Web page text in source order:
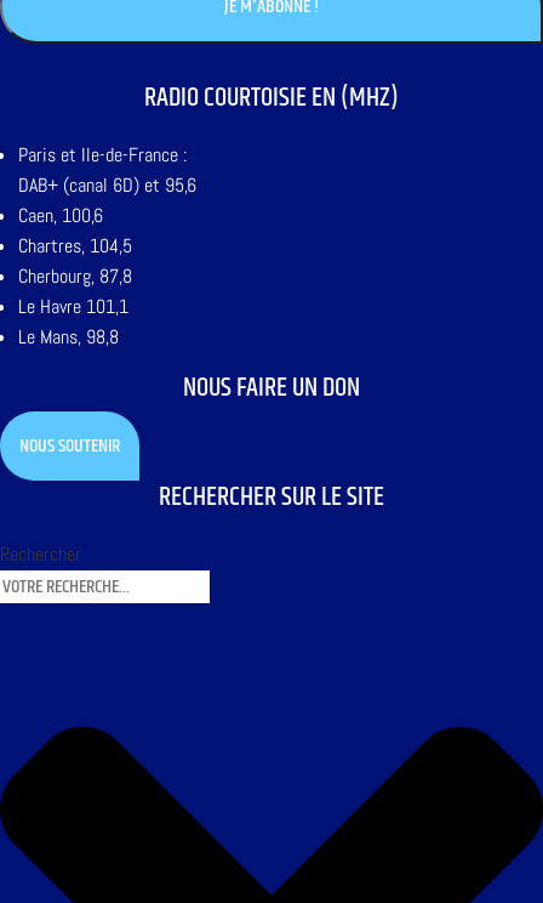
RADIO COURTOISIE EN (MHZ)
Paris et Ile-de-France :
DAB+ (canal 6D) et 95,6
Caen, 100,6
Chartres, 104,5
Cherbourg, 87,8
Le Havre 101,1
Le Mans, 98,8
NOUS FAIRE UN DON
NOUS SOUTENIR
RECHERCHER SUR LE SITE
Rechercher